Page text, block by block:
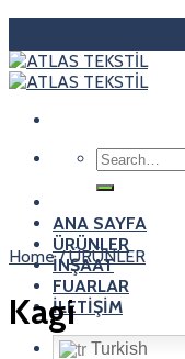
to
content
Search
for:
ANA SAYFA
ÜRÜNLER
İNŞAAT
FUARLAR
İLETİŞİM
Turkish
Home / ÜRÜNLER
Kagi